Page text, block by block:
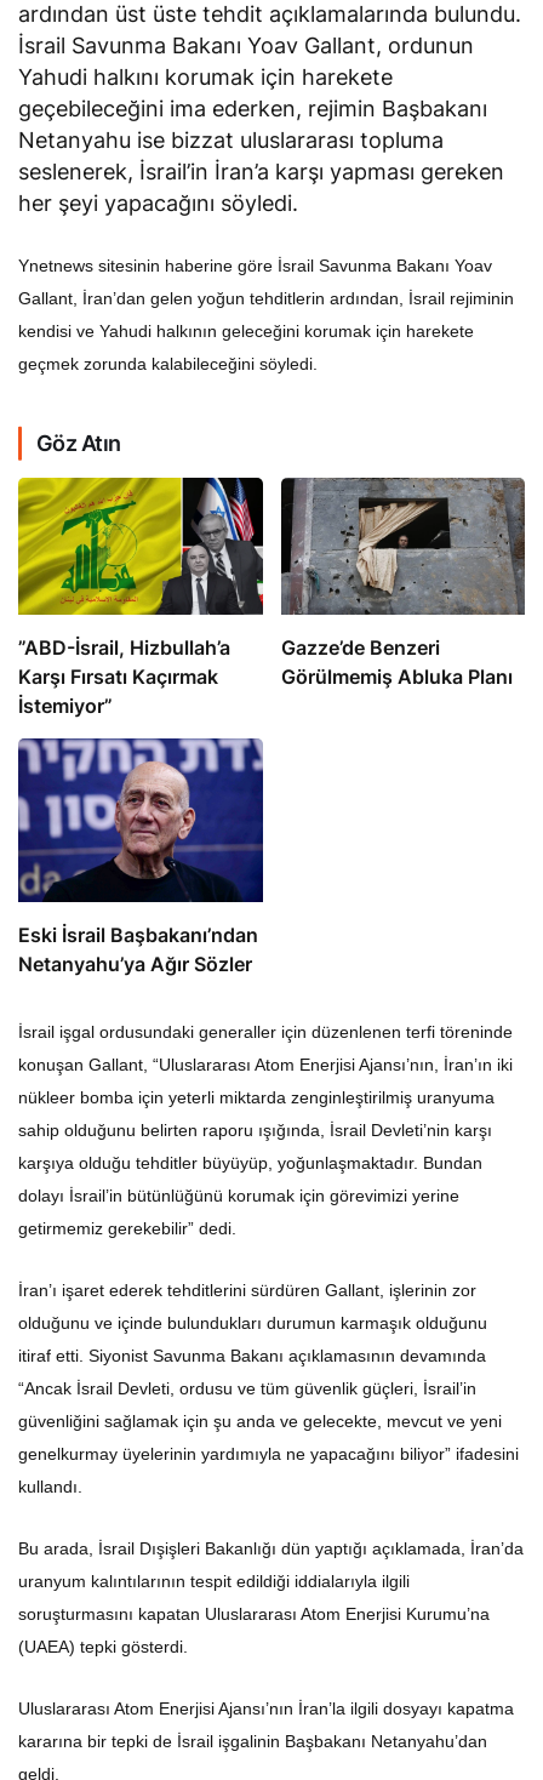
ardından üst üste tehdit açıklamalarında bulundu.
İsrail Savunma Bakanı Yoav Gallant, ordunun
Yahudi halkını korumak için harekete
geçebileceğini ima ederken, rejimin Başbakanı
Netanyahu ise bizzat uluslararası topluma
seslenerek, İsrail’in İran’a karşı yapması gereken
her şeyi yapacağını söyledi.
Ynetnews sitesinin haberine göre İsrail Savunma Bakanı Yoav
Gallant, İran’dan gelen yoğun tehditlerin ardından, İsrail rejiminin
kendisi ve Yahudi halkının geleceğini korumak için harekete
geçmek zorunda kalabileceğini söyledi.
Göz Atın
​​​​​​​”ABD-İsrail, Hizbullah’a
Karşı Fırsatı Kaçırmak
İstemiyor”
​​​​​​​Gazze’de Benzeri
Görülmemiş Abluka Planı
Eski İsrail Başbakanı’ndan
Netanyahu’ya Ağır Sözler
İsrail işgal ordusundaki generaller için düzenlenen terfi töreninde
konuşan Gallant, “Uluslararası Atom Enerjisi Ajansı’nın, İran’ın iki
nükleer bomba için yeterli miktarda zenginleştirilmiş uranyuma
sahip olduğunu belirten raporu ışığında, İsrail Devleti’nin karşı
karşıya olduğu tehditler büyüyüp, yoğunlaşmaktadır. Bundan
dolayı İsrail’in bütünlüğünü korumak için görevimizi yerine
getirmemiz gerekebilir” dedi.
İran’ı işaret ederek tehditlerini sürdüren Gallant, işlerinin zor
olduğunu ve içinde bulundukları durumun karmaşık olduğunu
itiraf etti. Siyonist Savunma Bakanı açıklamasının devamında
“Ancak İsrail Devleti, ordusu ve tüm güvenlik güçleri, İsrail’in
güvenliğini sağlamak için şu anda ve gelecekte, mevcut ve yeni
genelkurmay üyelerinin yardımıyla ne yapacağını biliyor” ifadesini
kullandı.
Bu arada, İsrail Dışişleri Bakanlığı dün yaptığı açıklamada, İran’da
uranyum kalıntılarının tespit edildiği iddialarıyla ilgili
soruşturmasını kapatan Uluslararası Atom Enerjisi Kurumu’na
(UAEA) tepki gösterdi.
Uluslararası Atom Enerjisi Ajansı’nın İran’la ilgili dosyayı kapatma
kararına bir tepki de İsrail işgalinin Başbakanı Netanyahu’dan
geldi.